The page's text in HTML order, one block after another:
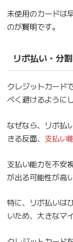
未使用のカードは
のが賢明です。
リボ払い・分
クレジットカード
べく避けるように
なぜなら、リボ払
きる反面、 支払い
支払い能力を不安
が出る可能性が高
特に、リボ払いは
いため、大きなマ